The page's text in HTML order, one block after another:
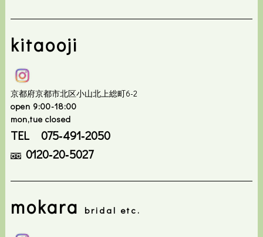
kitaooji
京都府京都市北区小山北上総町6-2
open 9:00-18:00
mon,tue closed
TEL 075‐491‐2050
0120‐20‐5027
mokara bridal etc.